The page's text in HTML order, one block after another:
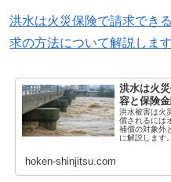
洪水は火災保険で請求でき
求の方法について解説します
洪水は火
容と保険
洪水被害は火
償されるには
補償の対象外
に解説します。
hoken-shinjitsu.com